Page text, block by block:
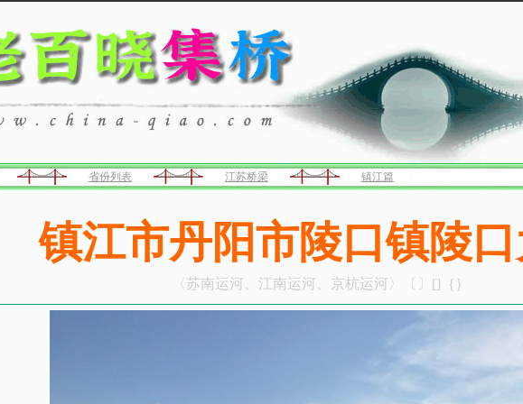
省份列表 江苏桥梁 镇江篇
镇江市丹阳市陵口镇陵
〈苏南运河、江南运河、京杭运河〉〔〕[]｛｝